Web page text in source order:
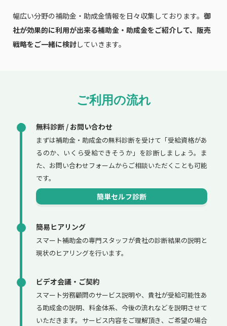
幅広い分野の補助金・助成金情報を日々収集しております。 御
社が効果的に利用が出来る補助金・助成金をご紹介して、販売
戦略をご一緒に検討していきます。
ご利用の流れ
無料診断 / お問い合わせ
まずは補助金・助成金の無料診断を受けて「受給資格があ
るのか、いくら受給できそうか」を診断しましょう。ま
た、お問い合わせフォームからご相談いただくことも可能
です。
簡単セルフ診断
簡易ヒアリング
スマート補助金の専門スタッフが貴社の診断結果の説明と
現状のヒアリングを行います。
ビデオ会議・ご契約
スマート労務顧問のサービス説明や、貴社が受給可能性あ
る助成金の説明、料金体系、今後の流れなどを説明させて
いただきます。サービス内容をご理解頂き、ご希望の場合